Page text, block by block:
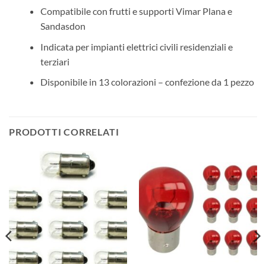
Compatibile con frutti e supporti Vimar Plana e
Sandasdon
Indicata per impianti elettrici civili residenziali e
terziari
Disponibile in 13 colorazioni – confezione da 1 pezzo
PRODOTTI CORRELATI